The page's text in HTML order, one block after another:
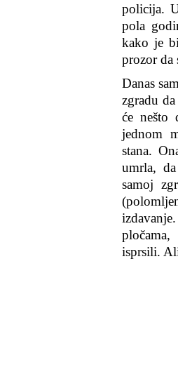
policija.
pola
kako je
prozor da
Danas
zgradu
će nešto
jednom
stana.
umrla,
samoj
isprsili.